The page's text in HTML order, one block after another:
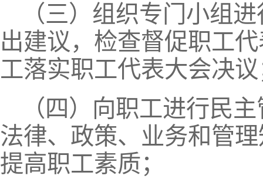
（三）组织专门小组
出建议，检查督促职工
工落实职工代表大会决
（四）向职工进行民
法律、政策、业务和管
提高职工素质；